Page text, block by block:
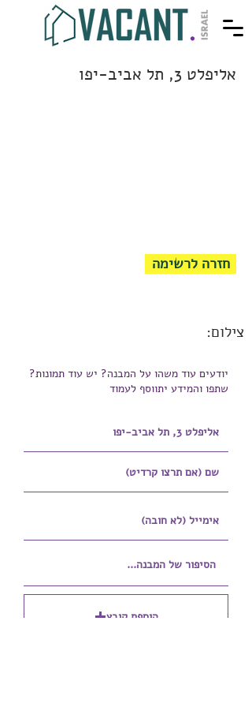
אליפלט 3, תל אביב-יפו
חזרה לרשימה
צילום:
יודעים עוד משהו על המבנה? יש עוד תמונות?
שתפו והמידע יתווסף לעמוד
הוספת קובץ